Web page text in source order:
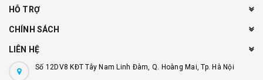
HỖ TRỢ
CHÍNH SÁCH
LIÊN HỆ
Số 12DV8 KĐT Tây Nam Linh Đàm, Q. Hoàng Mai, Tp. Hà Nội